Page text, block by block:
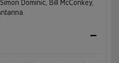
Dominic, Bill McConkey,